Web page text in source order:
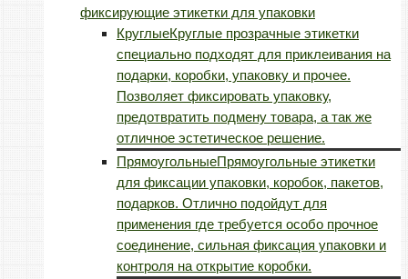
фиксирующие этикетки для упаковки
КруглыеКруглые прозрачные этикетки
специально подходят для приклеивания на
подарки, коробки, упаковку и прочее.
Позволяет фиксировать упаковку,
предотвратить подмену товара, а так же
отличное эстетическое решение.
ПрямоугольныеПрямоугольные этикетки
для фиксации упаковки, коробок, пакетов,
подарков. Отлично подойдут для
применения где требуется особо прочное
соединение, сильная фиксация упаковки и
контроля на открытие коробки.